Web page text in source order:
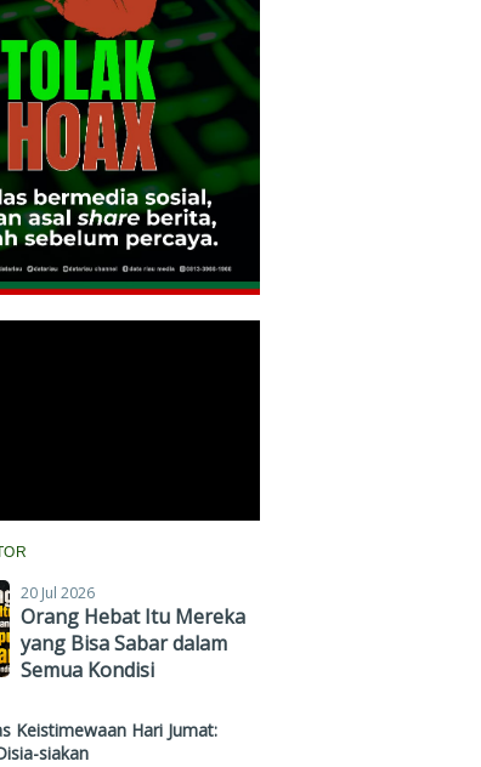
20 Jul 2026
Orang Hebat Itu Mereka
yang Bisa Sabar dalam
Semua Kondisi
Keistimewaan Hari Jumat:
siakan